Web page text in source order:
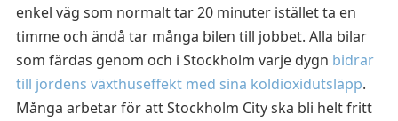
enkel väg som normalt tar 20 minuter istället ta en
timme och ändå tar många bilen till jobbet. Alla bilar
som färdas genom och i Stockholm varje dygn bidrar
till jordens växthuseffekt med sina koldioxidutsläpp.
Många arbetar för att Stockholm City ska bli helt fritt